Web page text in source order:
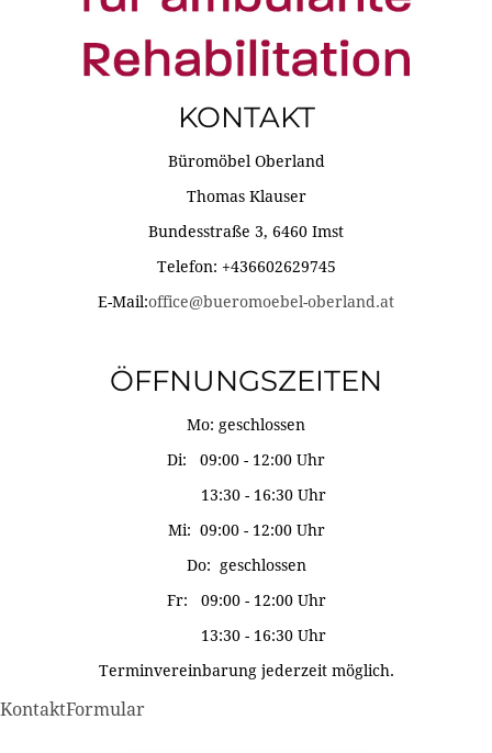
KONTAKT
Büromöbel Oberland
Thomas Klauser
Bundesstraße 3, 6460 Imst
Telefon: +436602629745
E-Mail:office@bueromoebel-oberland.at
ÖFFNUNGSZEITEN
Mo: geschlossen
Di: 09:00 - 12:00 Uhr
13:30 - 16:30 Uhr
Mi: 09:00 - 12:00 Uhr
Do: geschlossen
Fr: 09:00 - 12:00 Uhr
13:30 - 16:30 Uhr
Terminvereinbarung jederzeit möglich.
KontaktFormular